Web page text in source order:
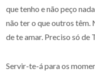
que tenho e não peço
não ter o que outros têm.
de te amar. Preciso só de
Servir-te-á para os